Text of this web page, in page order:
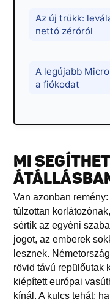
Az új trükk:
nettó zéróról
A legújabb
a fiókodat
MI
Van azonban
túlzottan
sértik az egyéni
jogot, az emberek
lesznek.
rövid távú repülőutak
kiépített európai
kínál. A kulcs tehát: